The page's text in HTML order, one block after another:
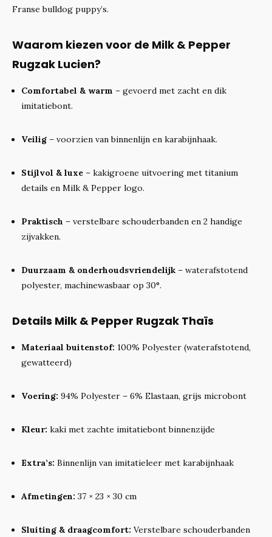
Franse bulldog puppy’s.
Waarom kiezen voor de Milk & Pepper
Rugzak Lucien?
Comfortabel & warm – gevoerd met zacht en dik
imitatiebont.
Veilig – voorzien van binnenlijn en karabijnhaak.
Stijlvol & luxe – kakigroene uitvoering met titanium
details en Milk & Pepper logo.
Praktisch – verstelbare schouderbanden en 2 handige
zijvakken.
Duurzaam & onderhoudsvriendelijk – waterafstotend
polyester, machinewasbaar op 30°.
Details Milk & Pepper Rugzak Thaïs
Materiaal buitenstof: 100% Polyester (waterafstotend,
gewatteerd)
Voering: 94% Polyester – 6% Elastaan, grijs microbont
Kleur: kaki met zachte imitatiebont binnenzijde
Extra’s: Binnenlijn van imitatieleer met karabijnhaak
Afmetingen: 37 × 23 × 30 cm
Sluiting & draagcomfort: Verstelbare schouderbanden